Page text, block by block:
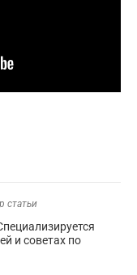
статьи
и советах по